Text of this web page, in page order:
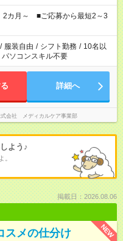
がしたい」 「できれば残業はし
いね。 ※Wワーク希望
勤務時間と、もう1つのお仕事
超える場合は応募できません。
2カ月～ ■ご応募から最短2～3
/ 服装自由 / シフト勤務 / 10名以
パソコンスキル不要
詳細へ
式会社 メディカルケア事業部
よう♪
。
掲載日：2026.08.06
NEW
スメの仕分け